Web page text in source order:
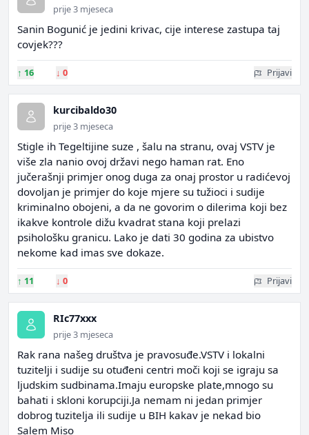
prije 3 mjeseca
Sanin Bogunić je jedini krivac, cije interese zastupa taj
covjek???
↑ 16 ↓ 0 Prijavi
kurcibaldo30
prije 3 mjeseca
Stigle ih Tegeltijine suze , šalu na stranu, ovaj VSTV je
više zla nanio ovoj državi nego haman rat. Eno
jučerašnji primjer onog duga za onaj prostor u radićevoj
dovoljan je primjer do koje mjere su tužioci i sudije
kriminalno obojeni, a da ne govorim o dilerima koji bez
ikakve kontrole dižu kvadrat stana koji prelazi
psihološku granicu. Lako je dati 30 godina za ubistvo
nekome kad imas sve dokaze.
↑ 11 ↓ 0 Prijavi
RIc77xxx
prije 3 mjeseca
Rak rana našeg društva je pravosuđe.VSTV i lokalni
tuzitelji i sudije su otuđeni centri moči koji se igraju sa
ljudskim sudbinama.Imaju europske plate,mnogo su
bahati i skloni korupciji.Ja nemam ni jedan primjer
dobrog tuzitelja ili sudije u BIH kakav je nekad bio
Salem Miso